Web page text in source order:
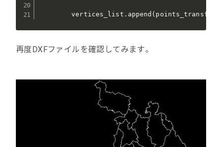
        vertices_list
. append ( points_transfer
再度DXFファイルを確認してみます。